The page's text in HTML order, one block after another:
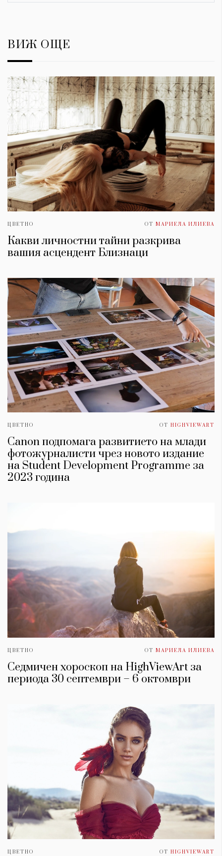
ВИЖ ОЩЕ
ЦВЕТНО ОТ МАРИЕЛА ИЛИЕВА
Какви личностни тайни разкрива
вашия асцендент Близнаци
ЦВЕТНО ОТ HIGHVIEWART
Canon подпомага развитието на млади
фотожурналисти чрез новото издание
на Student Development Programme за
2023 година
ЦВЕТНО ОТ МАРИЕЛА ИЛИЕВА
Седмичен хороскоп на HighViewArt за
периода 30 септември – 6 октомври
ЦВЕТНО ОТ HIGHVIEWART